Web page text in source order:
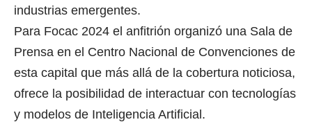
industrias emergentes.
Para Focac 2024 el anfitrión organizó una Sala de
Prensa en el Centro Nacional de Convenciones de
esta capital que más allá de la cobertura noticiosa,
ofrece la posibilidad de interactuar con tecnologías
y modelos de Inteligencia Artificial.